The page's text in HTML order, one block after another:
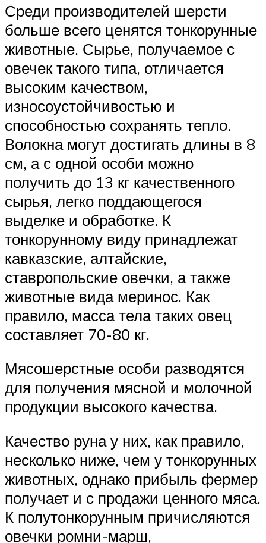
Среди производителей шерсти
больше всего ценятся тонкорунные
животные. Сырье, получаемое с
овечек такого типа, отличается
высоким качеством,
износоустойчивостью и
способностью сохранять тепло.
Волокна могут достигать длины в 8
см, а с одной особи можно
получить до 13 кг качественного
сырья, легко поддающегося
выделке и обработке. К
тонкорунному виду принадлежат
кавказские, алтайские,
ставропольские овечки, а также
животные вида меринос. Как
правило, масса тела таких овец
составляет 70-80 кг.
Мясошерстные особи разводятся
для получения мясной и молочной
продукции высокого качества.
Качество руна у них, как правило,
несколько ниже, чем у тонкорунных
животных, однако прибыль фермер
получает и с продажи ценного мяса.
К полутонкорунным причисляются
овечки ромни-марш,